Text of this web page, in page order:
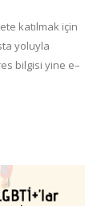
katılmak için
yoluyla
bilgisi yine e–